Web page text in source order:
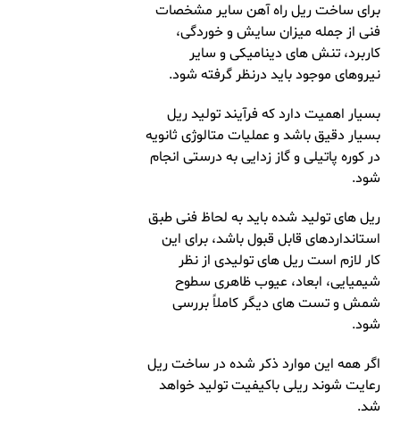
برای ساخت ریل راه آهن سایر مشخصات
فنی از جمله میزان سایش و خوردگی،
کاربرد، تنش ‌های دینامیکی و سایر
نیروهای موجود باید درنظر گرفته شود.
بسیار اهمیت دارد که فرآیند تولید ریل
بسیار دقیق باشد و عملیات متالوژی ثانویه
در کوره پاتیلی و گاز زدایی به درستی انجام
شود.
ریل های تولید شده باید به لحاظ فنی طبق
استانداردهای قابل قبول باشد، برای این
کار لازم است ریل های تولیدی از نظر
شیمیایی، ابعاد، عیوب ظاهری سطوح
شمش و تست ‌های دیگر کاملاً بررسی
شود.
اگر همه این موارد ذکر شده در ساخت ریل
رعایت شوند ریلی باکیفیت تولید خواهد
شد.